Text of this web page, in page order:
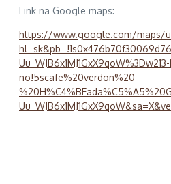
Link na Google maps:
https://www.google.com/maps/
no!5scafe%20verdon%20-